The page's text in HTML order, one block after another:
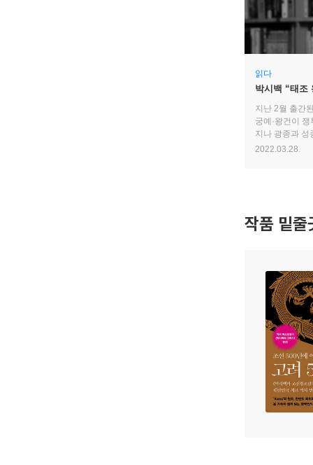
읽다
박시백 “태조
지난 2월 출간
궁예·왕건이
지나 광종과 성
고려시대가 개
2022.03.28.
작품 밑줄